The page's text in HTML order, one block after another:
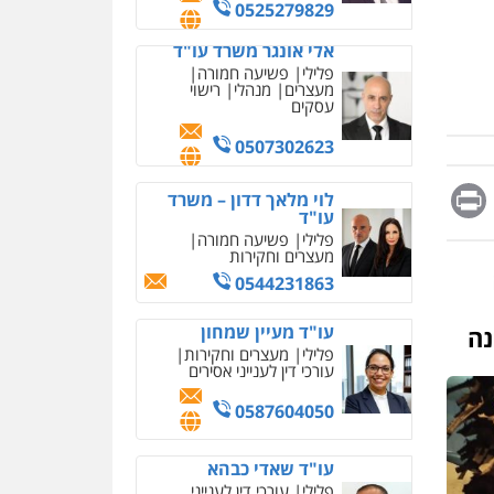
Message
Print
0525279829
אלי אונגר משרד עו"ד
פלילי פשיעה חמורה
מעצרים מנהלי רישוי
עסקים
0507302623
לוי מלאך דדון – משרד
עו"ד
פלילי פשיעה חמורה
מעצרים וחקירות
0544231863
עו"ד מעיין שמחון
פלילי מעצרים וחקירות
עורכי דין לענייני אסירים
0587604050
עו"ד שאדי כבהא
מחיקת כתבות מגוגל
ודחיקת אזכורים שליליים
שירותים מקצועיים לעורכי
דין
0522508109
אחסון אתרים
מהירות הגנה גיבוי
תמיכה שירותים מקצועיים
לעורכי דין
מרכז התחלה חדשה
אסירים עבירות מין
שירותים מקצועיים לעורכי
דין
0544500346
מאיה בלום, עו"ס,
טיפול ושיקום
טיפול בהתמכרויות
שירותים מקצועיים לעורכי
דין
איומים כתובים
תושב סכנין חשוד ששלח הודעות